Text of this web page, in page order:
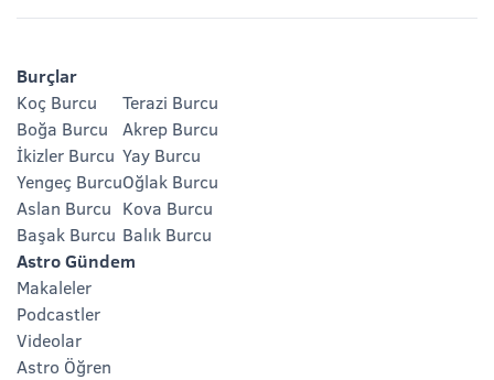
Burçlar
Koç Burcu
Boğa Burcu
İkizler Burcu
Yengeç Burcu
Aslan Burcu
Başak Burcu
Terazi Burcu
Akrep Burcu
Yay Burcu
Oğlak Burcu
Kova Burcu
Balık Burcu
Astro Gündem
Makaleler
Podcastler
Videolar
Astro Öğren